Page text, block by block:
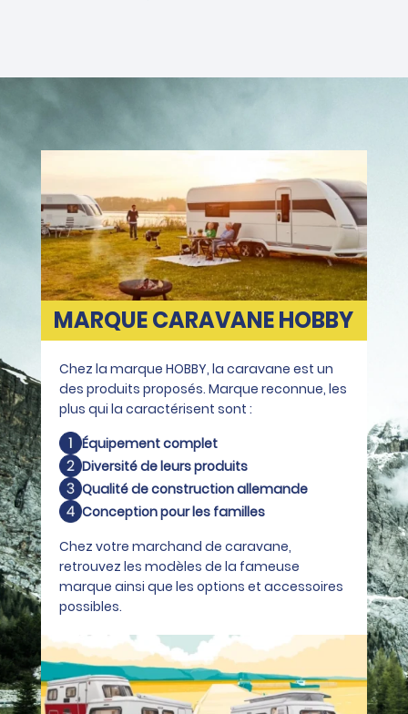
MARQUE CARAVANE HOBBY
Chez la marque HOBBY, la caravane est un
des produits proposés. Marque reconnue, les
plus qui la caractérisent sont :
Équipement complet
Diversité de leurs produits
Qualité de construction allemande
Conception pour les familles
Chez votre marchand de caravane,
retrouvez les modèles de la fameuse
marque ainsi que les options et accessoires
possibles.